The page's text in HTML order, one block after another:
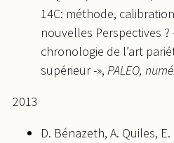
14C: méthode,
nouvelles Perspectives
chronologie de l’art
supérieur -», PALEO,
2013
D. Bénazeth, A. Quiles,